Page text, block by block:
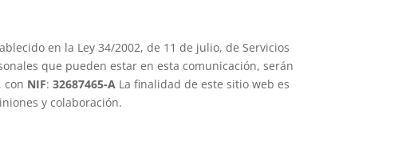
en la Ley 34/2002, de 11 de julio, de Servicios
que pueden estar en esta comunicación, serán
, con NIF:32687465-A La finalidad de este sitio web es
y colaboración.